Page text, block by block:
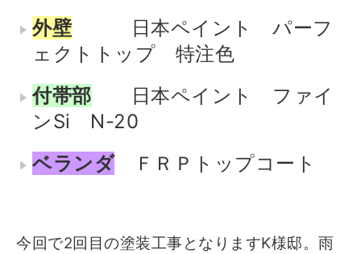
外壁
日本ペイント パーフ
ェクトトップ 特注色
付帯部
日本ペイント ファイ
ンSi N-20
ベランダＦＲＰトップコート
今回で2回目の塗装工事となりますK様邸。雨